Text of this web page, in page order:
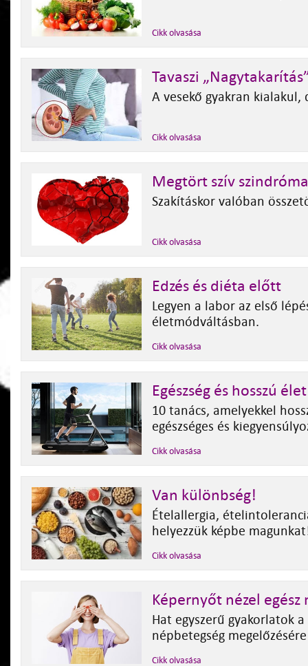
Cikk olvasása
Tavaszi
A vesekő gyakran kialakul,
Cikk olvasása
Megtört szív szindróma
Szakításkor valóban
Cikk olvasása
Edzés és diéta előtt
Legyen a labor az első
életmódváltásban.
Cikk olvasása
Egészség és hosszú élet
10 tanács, amelyekkel
egészséges és
Cikk olvasása
Van különbség!
Ételallergia,
helyezzük képbe
Cikk olvasása
Képernyőt nézel egész
Hat egyszerű gyakorlatok
népbetegség megelőzésére
Cikk olvasása